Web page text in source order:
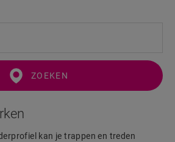
ZOEKEN
kan je trappen en treden